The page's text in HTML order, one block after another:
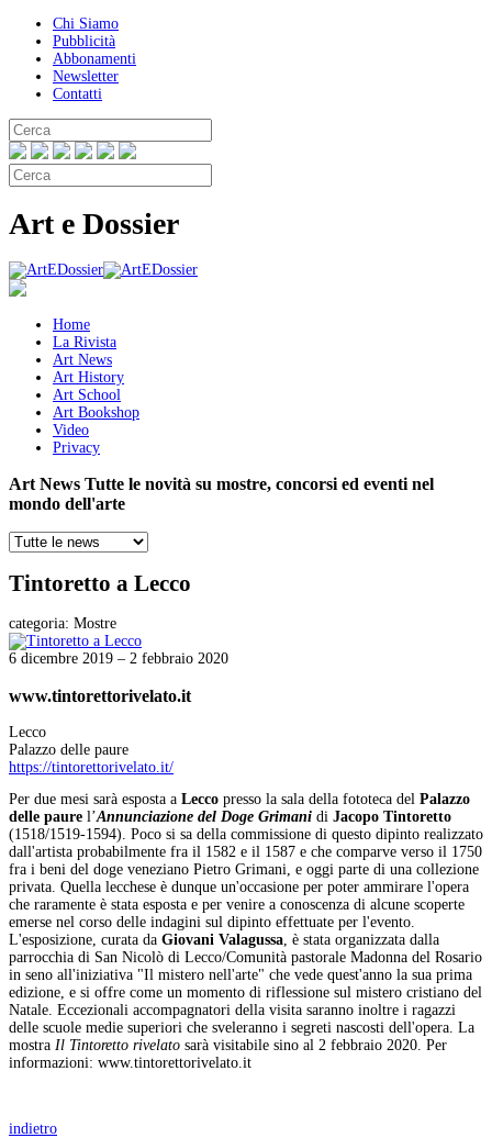
Chi Siamo
Pubblicità
Abbonamenti
Newsletter
Contatti
Art e Dossier
Home
La Rivista
Art News
Art History
Art School
Art Bookshop
Video
Privacy
Art News Tutte le novità su mostre, concorsi ed eventi nel
mondo dell'arte
Tintoretto a Lecco
categoria: Mostre
6 dicembre 2019 – 2 febbraio 2020
www.tintorettorivelato.it
Lecco
Palazzo delle paure
https://tintorettorivelato.it/
Per due mesi sarà esposta a Lecco presso la sala della fototeca del Palazzo
delle paure l’Annunciazione del Doge Grimani di Jacopo Tintoretto
(1518/1519-1594). Poco si sa della commissione di questo dipinto realizzato
dall'artista probabilmente fra il 1582 e il 1587 e che comparve verso il 1750
fra i beni del doge veneziano Pietro Grimani, e oggi parte di una collezione
privata. Quella lecchese è dunque un'occasione per poter ammirare l'opera
che raramente è stata esposta e per venire a conoscenza di alcune scoperte
emerse nel corso delle indagini sul dipinto effettuate per l'evento.
L'esposizione, curata da Giovani Valagussa, è stata organizzata dalla
parrocchia di San Nicolò di Lecco/Comunità pastorale Madonna del Rosario
in seno all'iniziativa "Il mistero nell'arte" che vede quest'anno la sua prima
edizione, e si offre come un momento di riflessione sul mistero cristiano del
Natale. Eccezionali accompagnatori della visita saranno inoltre i ragazzi
delle scuole medie superiori che sveleranno i segreti nascosti dell'opera. La
mostra Il Tintoretto rivelato sarà visitabile sino al 2 febbraio 2020. Per
informazioni: www.tintorettorivelato.it
indietro